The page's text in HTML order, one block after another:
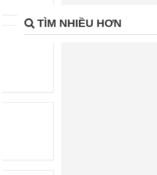
TÌM NHIỀU HƠN